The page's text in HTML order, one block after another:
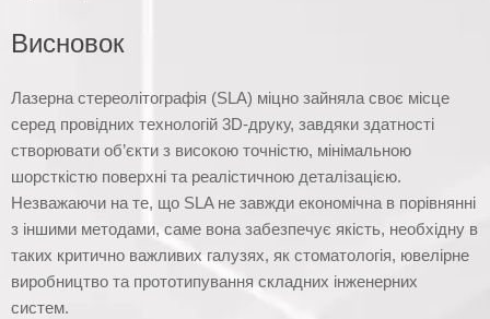
Висновок
Лазерна стереолітографія (SLA) міцно зайняла своє місце
серед провідних технологій 3D-друку, завдяки здатності
створювати об’єкти з високою точністю, мінімальною
шорсткістю поверхні та реалістичною деталізацією.
Незважаючи на те, що SLA не завжди економічна в порівнянні
з іншими методами, саме вона забезпечує якість, необхідну в
таких критично важливих галузях, як стоматологія, ювелірне
виробництво та прототипування складних інженерних
систем.